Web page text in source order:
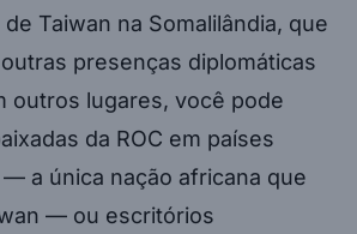
Taiwan na Somalilândia, que
presenças diplomáticas
outros lugares, você pode
da ROC em países
a única nação africana que
— ou escritórios